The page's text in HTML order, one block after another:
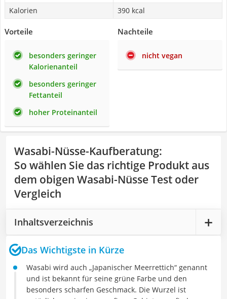
Kalorien
390 kcal
Vorteile
besonders geringer
Kalorienanteil
besonders geringer
Fettanteil
hoher Proteinanteil
Nachteile
nicht vegan
Wasabi-Nüsse-Kaufberatung:
So wählen Sie das richtige Produkt aus
dem obigen Wasabi-Nüsse Test oder
Vergleich
Inhaltsverzeichnis
Das Wichtigste in Kürze
Wasabi wird auch „Japanischer Meerrettich“ genannt
und ist bekannt für seine grüne Farbe und den
besonders scharfen Geschmack. Die Wurzel ist